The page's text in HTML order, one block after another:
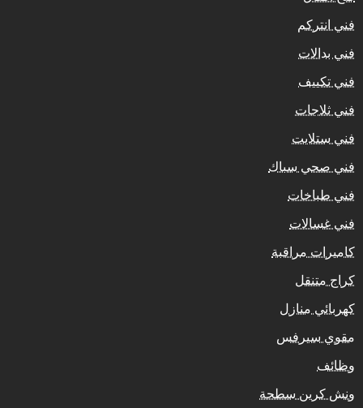
فني انتركم
فني بدالات
فني تكييف
فني ثلاجات
فني ستلايت
فني صحي سباك
فني طباخات
فني غسالات
كاميرات مراقبة
كراج متنقل
كهربائي منازل
مقوي سيرفس
وظائف
ونش كرين سطحة